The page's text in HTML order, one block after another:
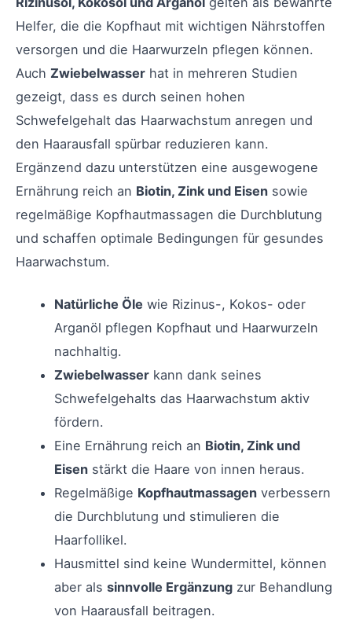
Helfer, die die Kopfhaut mit wichtigen Nährstoffen
versorgen und die Haarwurzeln pflegen können.
Auch Zwiebelwasser hat in mehreren Studien
gezeigt, dass es durch seinen hohen
Schwefelgehalt das Haarwachstum anregen und
den Haarausfall spürbar reduzieren kann.
Ergänzend dazu unterstützen eine ausgewogene
Ernährung reich an Biotin, Zink und Eisen sowie
regelmäßige Kopfhautmassagen die Durchblutung
und schaffen optimale Bedingungen für gesundes
Haarwachstum.
Natürliche Öle wie Rizinus-, Kokos- oder
Arganöl pflegen Kopfhaut und Haarwurzeln
nachhaltig.
Zwiebelwasserkann dank seines
Schwefelgehalts das Haarwachstum aktiv
fördern.
Eine Ernährung reich an Biotin, Zink und
Eisenstärkt die Haare von innen heraus.
Regelmäßige Kopfhautmassagenverbessern
die Durchblutung und stimulieren die
Haarfollikel.
Hausmittel sind keine Wundermittel, können
aber als sinnvolle Ergänzungzur Behandlung
von Haarausfall beitragen.